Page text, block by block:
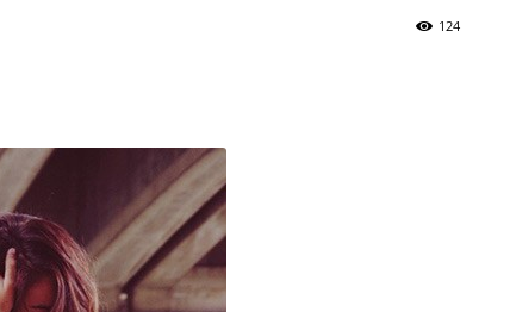
124